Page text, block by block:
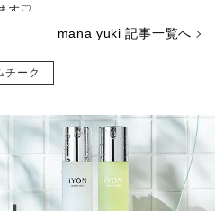
す♡
、眺めて一日が終わってしまうことも
断アドバイザー検定3級、日本化粧品
級を持っていますが、上を目指してま
、頑張る女性の参考になる記事をお届
mana yuki 記事一覧へ
チーク